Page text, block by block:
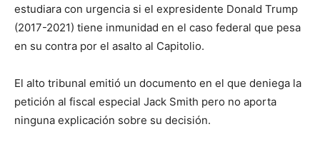
estudiara con urgencia si el expresidente Donald Trump
(2017-2021) tiene inmunidad en el caso federal que pesa
en su contra por el asalto al Capitolio.
El alto tribunal emitió un documento en el que deniega la
petición al fiscal especial Jack Smith pero no aporta
ninguna explicación sobre su decisión.